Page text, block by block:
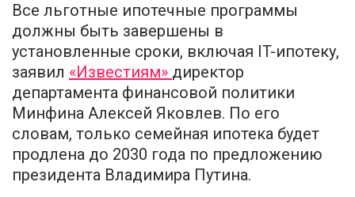
Все льготные ипотечные программы
должны быть завершены в
установленные сроки, включая IT-ипотеку,
заявил «Известиям» директор
департамента финансовой политики
Минфина Алексей Яковлев. По его
словам, только семейная ипотека будет
продлена до 2030 года по предложению
президента Владимира Путина.